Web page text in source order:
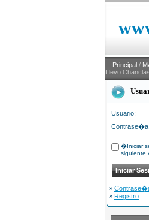
Principal/
Llevo
Usuario:
Contrase�a:
�Iniciar
siguiente
»
» Registro